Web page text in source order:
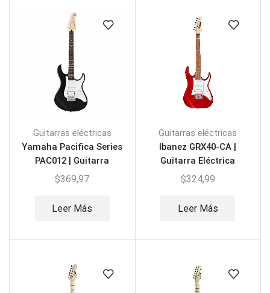
Guitarras eléctricas
Yamaha Pacifica Series
PAC012 | Guitarra
Eléctrica
$369,97
Leer Más
Guitarras eléctricas
Ibanez GRX40-CA |
Guitarra Eléctrica
$324,99
Leer Más